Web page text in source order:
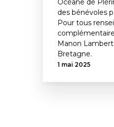
Océane de
des bénévoles
Pour tous
Manon
Bretagne.
1 mai 2025